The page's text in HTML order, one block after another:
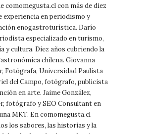
comomegusta.cl con más de diez
experiencia en periodismo y
enogastroturística. Darío
especializado en turismo,
y cultura. Diez años cubriendo la
chilena. Giovanna
Fotógrafa, Universidad Paulista
del Campo, fotógrafo, publicista
en arte. Jaime González,
fotógrafo y SEO Consultant en
MKT. En comomegusta.cl
los sabores, las historias y la